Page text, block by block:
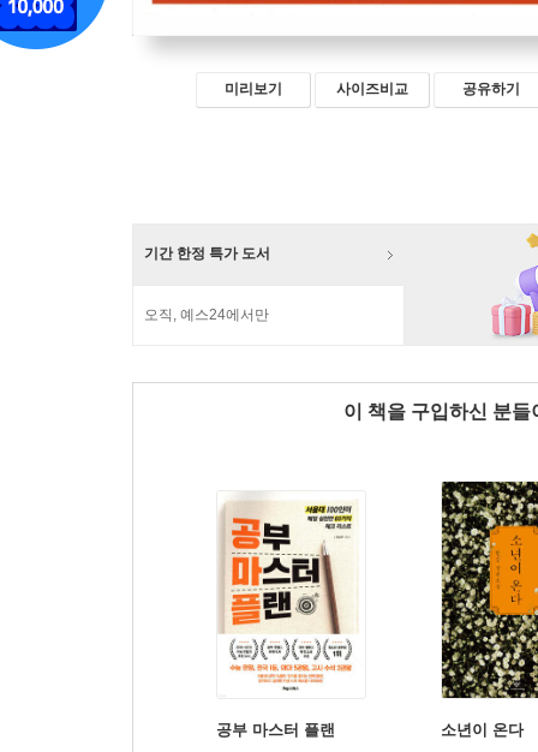
미리보기 사이즈비교 공유하기
기간 한정 특가 도서
오직, 예스24에서만
이 책을 구입하신 분
공부 마스터 플랜 소년이 온다